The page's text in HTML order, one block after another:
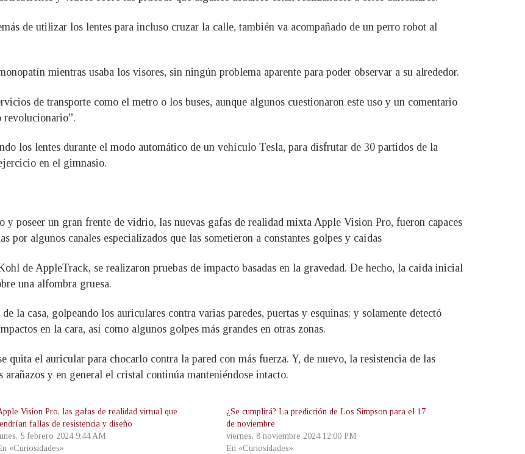
de utilizar los lentes para incluso cruzar la calle, también va acompañado de un perro robot al
mientras usaba los visores, sin ningún problema aparente para poder observar a su alrededor.
de transporte como el metro o los buses, aunque algunos cuestionaron este uso y un comentario
revolucionario”.
los lentes durante el modo automático de un vehículo Tesla, para disfrutar de 30 partidos de la
en el gimnasio.
y poseer un gran frente de vidrio, las nuevas gafas de realidad mixta Apple Vision Pro, fueron capaces
por algunos canales especializados que las sometieron a constantes golpes y caídas
de AppleTrack, se realizaron pruebas de impacto basadas en la gravedad. De hecho, la caída inicial
una alfombra gruesa.
la casa, golpeando los auriculares contra varias paredes, puertas y esquinas; y solamente detectó
en la cara, así como algunos golpes más grandes en otras zonas.
quita el auricular para chocarlo contra la pared con más fuerza. Y, de nuevo, la resistencia de las
y en general el cristal continúa manteniéndose intacto.
Vision Pro, las gafas de realidad virtual que
fallas de resistencia y diseño
5 febrero 2024 9:44 AM
«Curiosidades»
¿Se cumplirá? La predicción de Los Simpson para el 17
de noviembre
viernes, 8 noviembre 2024 12:00 PM
En «Curiosidades»